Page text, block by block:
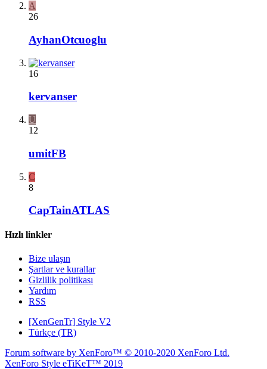
A
26
AyhanOtcuoglu
16
kervanser
U
12
umitFB
C
8
CapTainATLAS
Hızlı linkler
Bize ulaşın
Şartlar ve kurallar
Gizlilik politikası
Yardım
RSS
[XenGenTr] Style V2
Türkçe (TR)
Forum software by XenForo™ © 2010-2020 XenForo Ltd.
XenForo Style eTiKeT™ 2019